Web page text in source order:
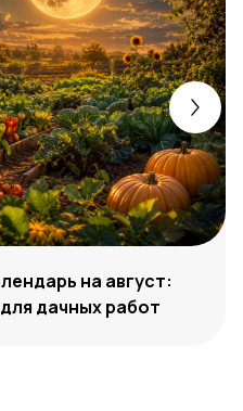
на август:
дачных работ